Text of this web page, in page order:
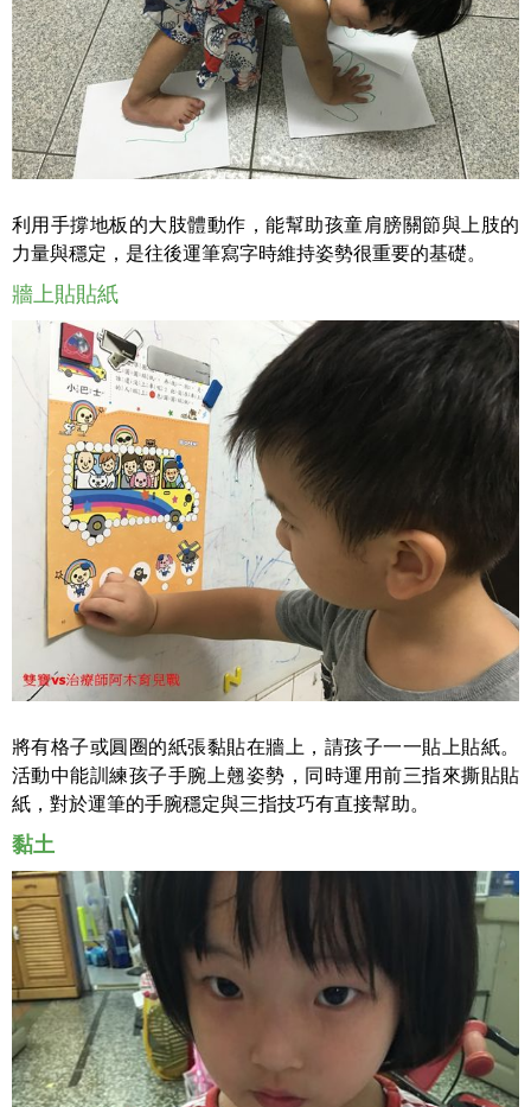
利用手撐地板的大肢體動作，能幫助孩童肩膀關節與上肢的
力量與穩定 ，是往後運筆寫字時維持姿勢很重要的基礎。
牆上貼貼紙
將有格子或圓圈的紙張黏貼在牆上，請孩子一一貼上貼紙。
活動中能訓練孩子手腕上翹姿勢 ，同時運用前三指來撕貼貼
紙，對於運筆的手腕穩定與三指技巧有直接幫助。
黏土